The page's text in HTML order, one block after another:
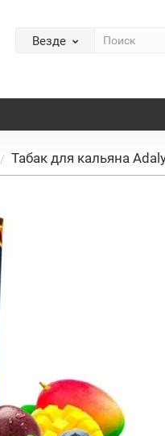
Везде
Табак для кальяна